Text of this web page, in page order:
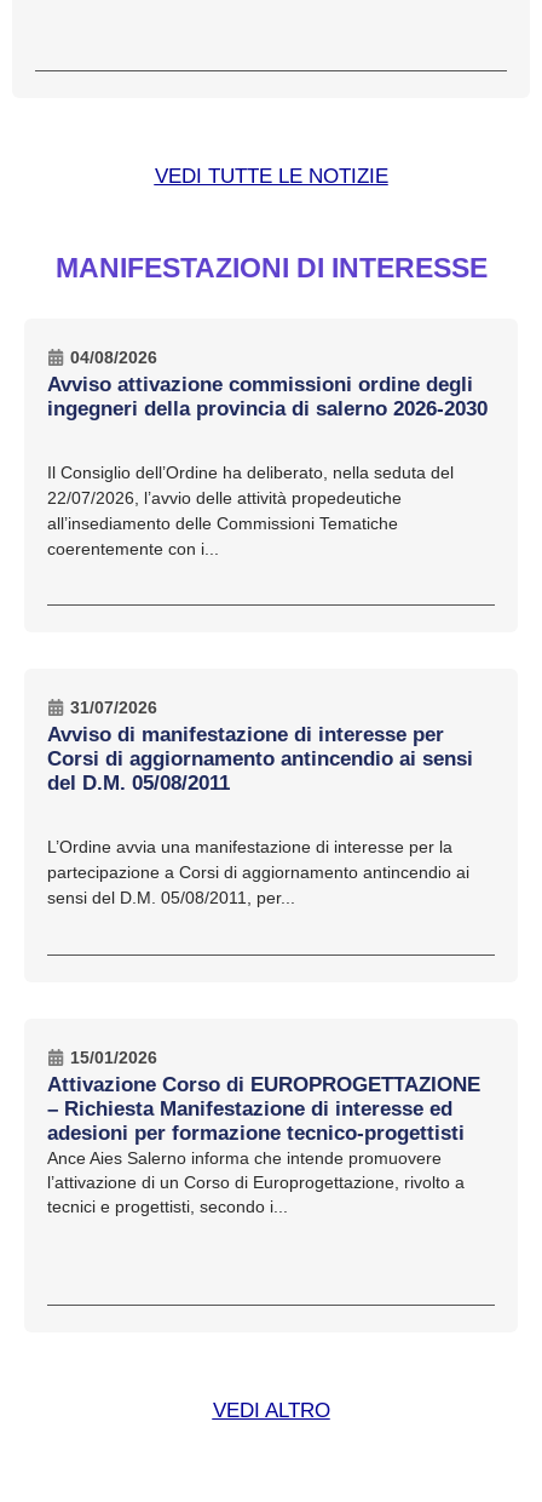
VEDI TUTTE LE NOTIZIE
MANIFESTAZIONI DI INTERESSE
04/08/2026
Avviso attivazione commissioni ordine degli
ingegneri della provincia di salerno 2026-2030
Il Consiglio dell’Ordine ha deliberato, nella seduta del
22/07/2026, l’avvio delle attività propedeutiche
all’insediamento delle Commissioni Tematiche
coerentemente con i...
31/07/2026
Avviso di manifestazione di interesse per
Corsi di aggiornamento antincendio ai sensi
del D.M. 05/08/2011
L’Ordine avvia una manifestazione di interesse per la
partecipazione a Corsi di aggiornamento antincendio ai
sensi del D.M. 05/08/2011, per...
15/01/2026
Attivazione Corso di EUROPROGETTAZIONE
– Richiesta Manifestazione di interesse ed
adesioni per formazione tecnico-progettisti
Ance Aies Salerno informa che intende promuovere
l’attivazione di un Corso di Europrogettazione, rivolto a
tecnici e progettisti, secondo i...
VEDI ALTRO